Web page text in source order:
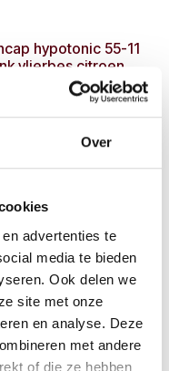
Over
advertenties te
media te bieden
Ook delen we
site met onze
en analyse. Deze
met andere
of die ze hebben
hypotonic 55-11
vlierbes citroen
10,97€21,95€
isotonic
5000g
85,00
isotonic
orange
5000g